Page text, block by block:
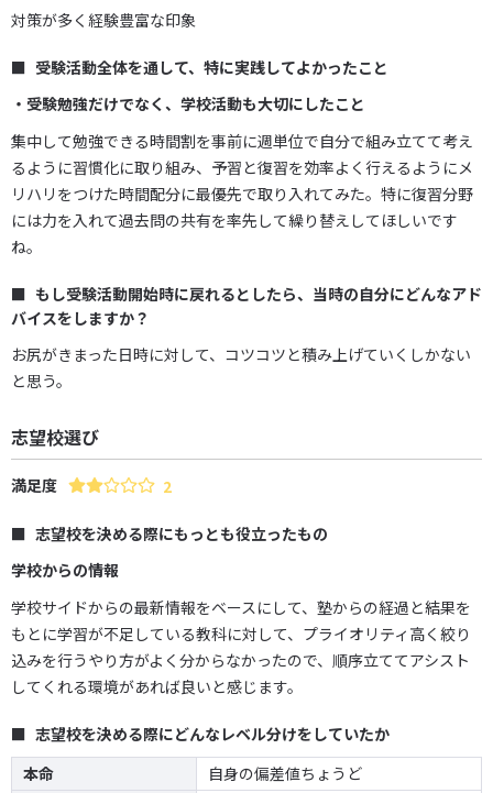
対策が多く経験豊富な印象
受験活動全体を通して、特に実践してよかったこと
・受験勉強だけでなく、学校活動も大切にしたこと
集中して勉強できる時間割を事前に週単位で自分で組み立てて考え
るように習慣化に取り組み、予習と復習を効率よく行えるようにメ
リハリをつけた時間配分に最優先で取り入れてみた。特に復習分野
には力を入れて過去問の共有を率先して繰り替えしてほしいです
ね。
もし受験活動開始時に戻れるとしたら、当時の自分にどんなアド
バイスをしますか？
お尻がきまった日時に対して、コツコツと積み上げていくしかない
と思う。
志望校選び
満足度 2
志望校を決める際にもっとも役立ったもの
学校からの情報
学校サイドからの最新情報をベースにして、塾からの経過と結果を
もとに学習が不足している教科に対して、プライオリティ高く絞り
込みを行うやり方がよく分からなかったので、順序立ててアシスト
してくれる環境があれば良いと感じます。
志望校を決める際にどんなレベル分けをしていたか
本命
自身の偏差値ちょうど